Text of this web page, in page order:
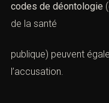
codes de déontologie
de la santé
publique) peuvent
l’accusation.